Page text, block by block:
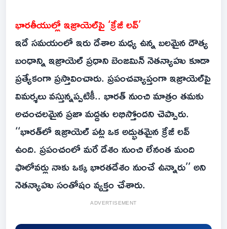
భారతీయుల్లో ఇజ్రాయెల్‌పై ‘క్రేజీ లవ్’
ఇదే సమయంలో ఇరు దేశాల మధ్య ఉన్న బలమైన దౌత్య
బంధాన్ని ఇజ్రాయెల్ ప్రధాని బెంజమిన్ నెతన్యాహు కూడా
ప్రత్యేకంగా ప్రస్తావించారు. ప్రపంచవ్యాప్తంగా ఇజ్రాయెల్‌పై
విమర్శలు వస్తున్నప్పటికీ.. భారత్ నుంచి మాత్రం తమకు
అచంచలమైన ప్రజా మద్దతు లభిస్తోందని చెప్పారు.
‘‘భారత్‌లో ఇజ్రాయెల్ పట్ల ఒక అద్భుతమైన క్రేజీ లవ్
ఉంది. ప్రపంచంలో మరే దేశం నుంచి లేనంత మంది
ఫాలోవర్లు నాకు ఒక్క భారతదేశం నుంచే ఉన్నారు’’ అని
నెతన్యాహు సంతోషం వ్యక్తం చేశారు.
ADVERTISEMENT